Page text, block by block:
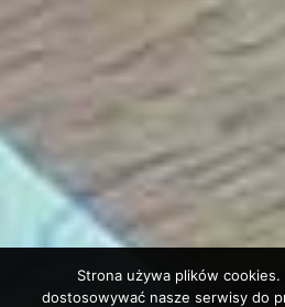
Strona używa plików cookies.
dostosowywać nasze serwisy do